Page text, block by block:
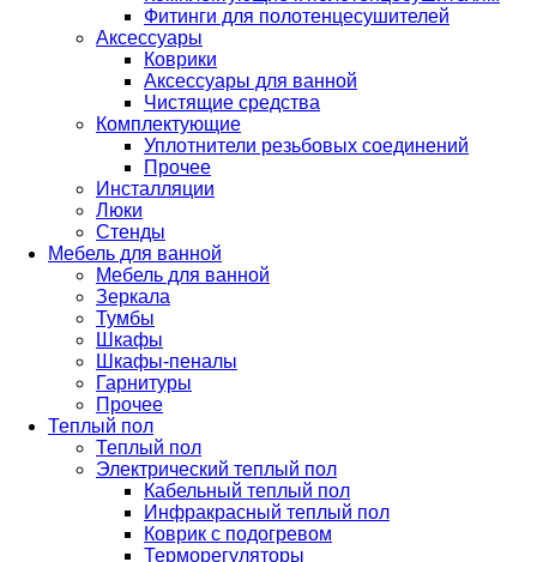
Фитинги для полотенцесушителей
Аксессуары
Коврики
Аксессуары для ванной
Чистящие средства
Комплектующие
Уплотнители резьбовых соединений
Прочее
Инсталляции
Люки
Стенды
Мебель для ванной
Мебель для ванной
Зеркала
Тумбы
Шкафы
Шкафы-пеналы
Гарнитуры
Прочее
Теплый пол
Теплый пол
Электрический теплый пол
Кабельный теплый пол
Инфракрасный теплый пол
Коврик с подогревом
Терморегуляторы